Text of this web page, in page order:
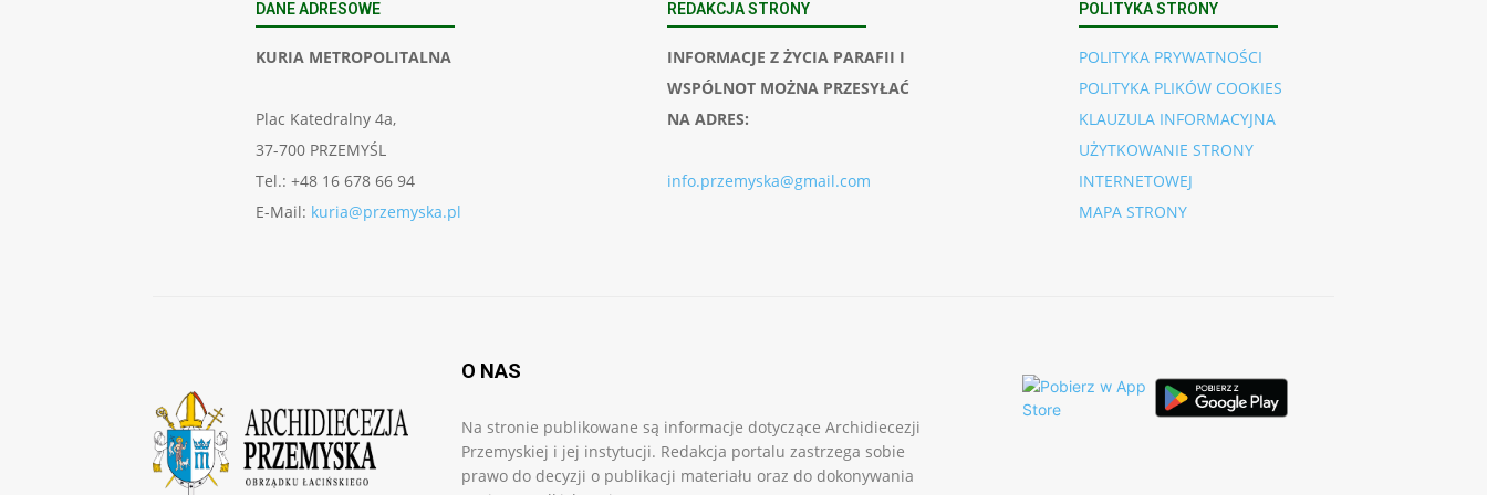
DANE ADRESOWE
KURIA METROPOLITALNA
Plac Katedralny 4a,
37-700 PRZEMYŚL
Tel.: +48 16 678 66 94
E-Mail: kuria@przemyska.pl
REDAKCJA STRONY
INFORMACJE Z ŻYCIA PARAFII I
WSPÓLNOT MOŻNA PRZESYŁAĆ
NA ADRES:
info.przemyska@gmail.com
POLITYKA STRONY
POLITYKA PRYWATNOŚCI
POLITYKA PLIKÓW COOKIES
KLAUZULA INFORMACYJNA
UŻYTKOWANIE STRONY
INTERNETOWEJ
MAPA STRONY
O NAS
Na stronie publikowane są informacje dotyczące Archidiecezji
Przemyskiej i jej instytucji. Redakcja portalu zastrzega sobie
prawo do decyzji o publikacji materiału oraz do dokonywania